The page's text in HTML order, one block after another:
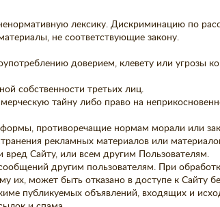
лексику. Дискриминацию по
не соответствующие закону.
доверием, клевету или угрозы
собственности третьих лиц.
тайну либо право на
противоречащие нормам морали или
рекламных материалов или
Сайту, или всем другим Пользователям.
другим пользователям. При
их, может быть отказано в доступе к Сайту
публикуемых объявлений, входящих и